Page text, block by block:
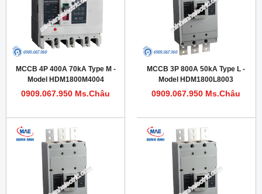
MCCB 4P 400A 70kA Type M -
Model HDM1800M4004
0909.067.950 Ms.Châu
MCCB 3P 800A 50kA Type L -
Model HDM1800L8003
0909.067.950 Ms.Châu